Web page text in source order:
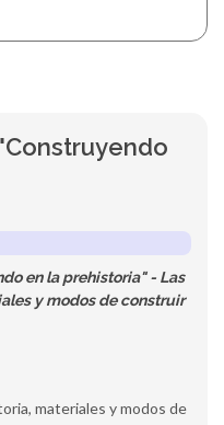
en la prehistoria" - Las
y modos de construir
materiales y modos de